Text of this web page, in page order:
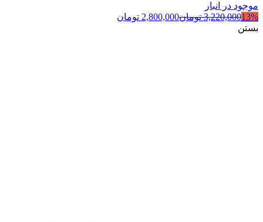
موجود در انبار
13%
3,220,000 تومان2,800,000 تومان
بستن